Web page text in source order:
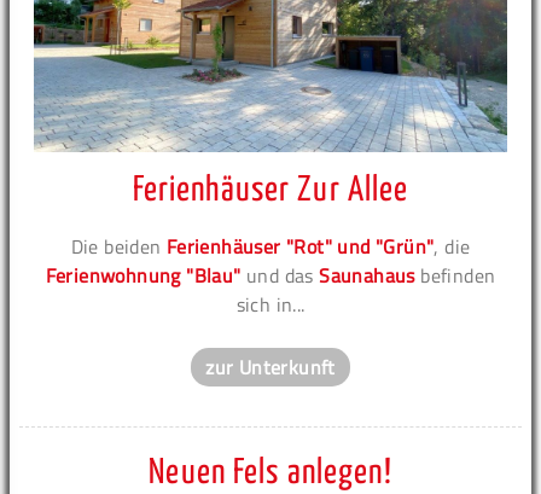
Ferienhäuser Zur Allee
Die beiden Ferienhäuser "Rot" und "Grün", die
Ferienwohnung "Blau" und dasSaunahausbefinden
sich in...
zur Unterkunft
Neuen Fels anlegen!